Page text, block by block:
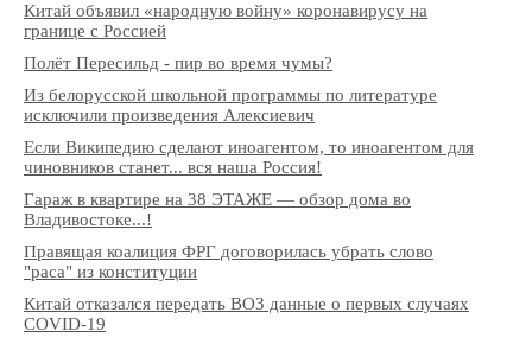
Китай объявил «народную войну» коронавирусу на
границе с Россией
Полёт Пересильд - пир во время чумы?
Из белорусской школьной программы по литературе
исключили произведения Алексиевич
Если Википедию сделают иноагентом, то иноагентом для
чиновников станет... вся наша Россия!
Гараж в квартире на 38 ЭТАЖЕ — обзор дома во
Владивостоке...!
Правящая коалиция ФРГ договорилась убрать слово
"раса" из конституции
Китай отказался передать ВОЗ данные о первых случаях
COVID-19